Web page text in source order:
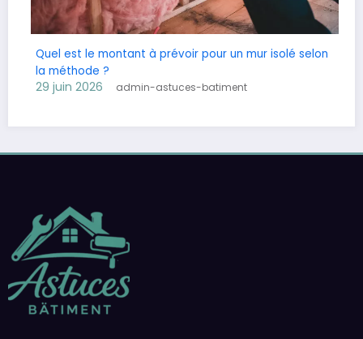
Quel est le montant à prévoir pour un mur isolé selon
la méthode ?
29 juin 2026 admin-astuces-batiment